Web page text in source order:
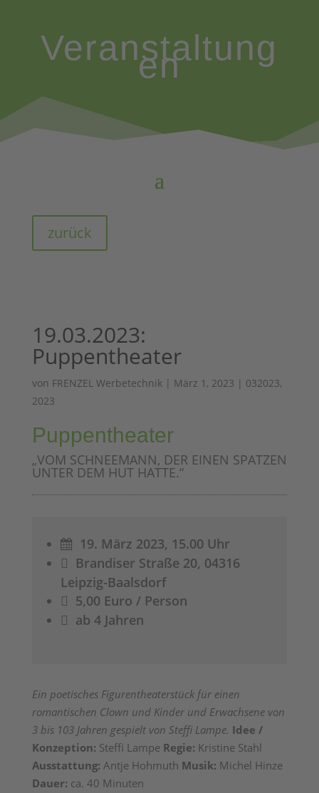
Veranstaltung
en
zurück
19.03.2023:
Puppentheater
von FRENZEL Werbetechnik| März 1, 2023 | 032023,
2023
Puppentheater
„VOM SCHNEEMANN, DER EINEN SPATZEN
UNTER DEM HUT HATTE.“
 19. März 2023, 15.00 Uhr

Brandiser Straße 20, 04316
Leipzig-Baalsdorf
 5,00 Euro / Person
 ab 4 Jahren
Ein poetisches Figurentheaterstück für einen
romantischen Clown und Kinder und Erwachsene von
3 bis 103 Jahren gespielt von Steffi Lampe. Idee /
Konzeption: Steffi Lampe Regie: Kristine Stahl
Ausstattung: Antje Hohmuth Musik: Michel Hinze
Dauer: ca. 40 Minuten